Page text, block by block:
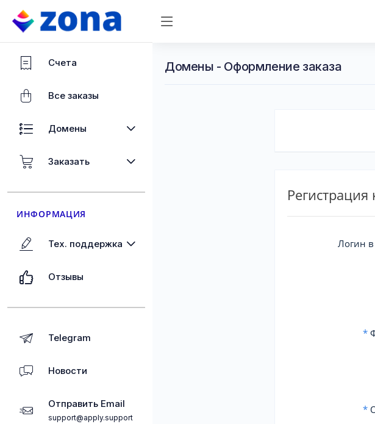
Счета
Все заказы
Домены
Заказать
ИНФОРМАЦИЯ
Тех. поддержка
Отзывы
Telegram
Новости
Отправить Email
support@apply.support
Домены - Оформление заказа
Регистрация
Логин в
*
*